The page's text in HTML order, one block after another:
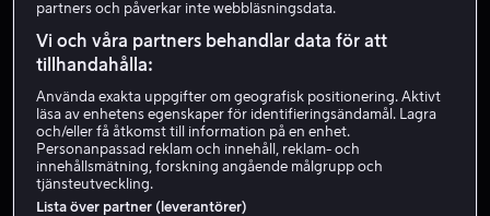
Kriminaldrama 1 h 28 min
HD
Hyr 59 kr
Köp 89 kr
Se trailer
partners och påverkar inte webbläsningsdata.
Vi och våra partners behandlar data för att
tillhandahålla:
Använda exakta uppgifter om geografisk positionering. Aktivt
läsa av enhetens egenskaper för identifieringsändamål. Lagra
och/eller få åtkomst till information på en enhet.
Personanpassad reklam och innehåll, reklam- och
innehållsmätning, forskning angående målgrupp och
tjänsteutveckling.
Lista över partner (leverantörer)